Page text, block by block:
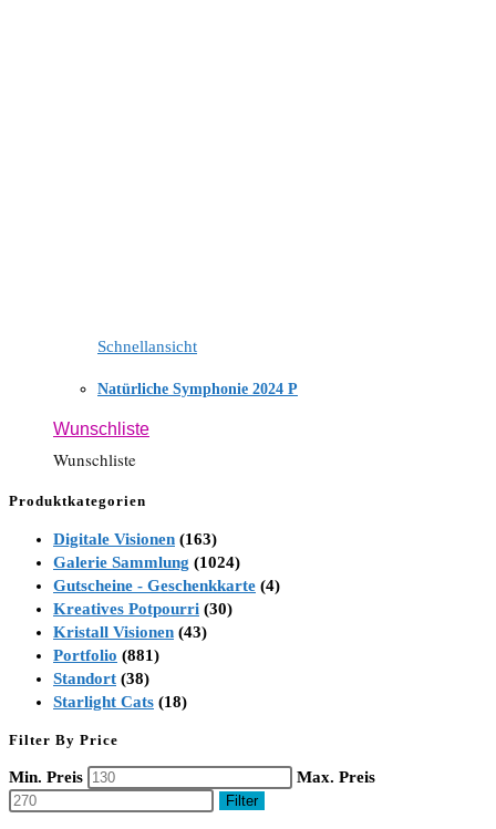
Schnellansicht
Natürliche Symphonie 2024 P
Wunschliste
Wunschliste
Produktkategorien
Digitale Visionen (163)
Galerie Sammlung (1024)
Gutscheine - Geschenkkarte (4)
Kreatives Potpourri (30)
Kristall Visionen (43)
Portfolio (881)
Standort (38)
Starlight Cats (18)
Filter By Price
Min. Preis Max. Preis
Filter